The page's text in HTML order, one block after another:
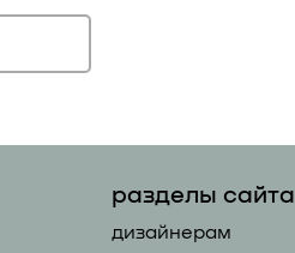
разделы сайта
дизайнерам